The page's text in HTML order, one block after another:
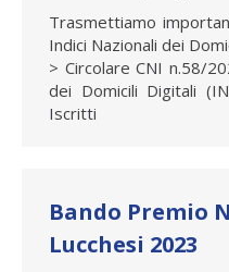
Trasmettiamo
Indici Nazionali dei
> Circolare CNI n.58/
dei Domicili Digitali
Iscritti
Bando Premio
Lucchesi 2023